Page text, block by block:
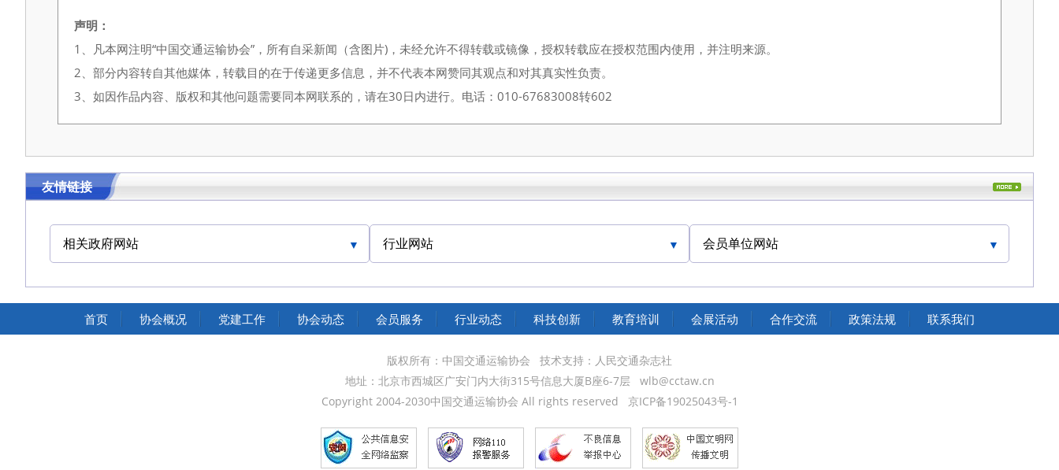
声明：
1、凡本网注明“中国交通运输协会”，所有自采新闻（含图片)，未经允许不得转载或镜像，授权转载应在授权范围内使用，并注明来源。
2、部分内容转自其他媒体，转载目的在于传递更多信息，并不代表本网赞同其观点和对其真实性负责。
3、如因作品内容、版权和其他问题需要同本网联系的，请在30日内进行。电话：010-67683008转602
友情链接
相关政府网站
中国交通运输协会官网
行业网站
中国交通运输协会官网
会员单位网站
中国交通运输协会官网
首页 协会概况 党建工作 协会动态 会员服务 行业动态 科技创新 教育培训 会展活动 合作交流 政策法规 联系我们
版权所有：中国交通运输协会
技术支持：人民交通杂志社
地址：北京市西城区广安门内大街315号信息大厦B座6-7层
wlb@cctaw.cn
Copyright 2004-2030中国交通运输协会 All rights reserved
京ICP备19025043号-1